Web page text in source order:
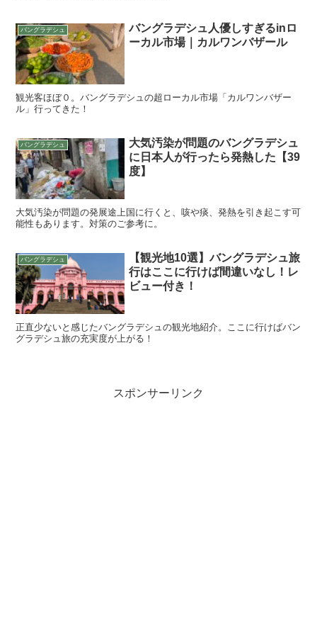
バングラデシュ
バングラデシュ人優しすぎるinロ
ーカル市場｜カルワンバザール
観光客ほぼ０。バングラデシュの超ローカル市場「カルワンバザー
ル」行ってきた！
バングラデシュ
大気汚染が問題のバングラデシュ
に日本人が行ったら発熱した【39
度】
大気汚染が問題の発展途上国に行くと、咳や痰、発熱を引き起こす可
能性もあります。対策のご参考に。
バングラデシュ
【観光地10選】バングラデシュ旅
行はここに行けば間違いなし！レ
ビュー付き！
正直少ないと感じたバングラデシュの観光地紹介。ここに行けばバン
グラデシュ旅の充実度が上がる！
スポンサーリンク